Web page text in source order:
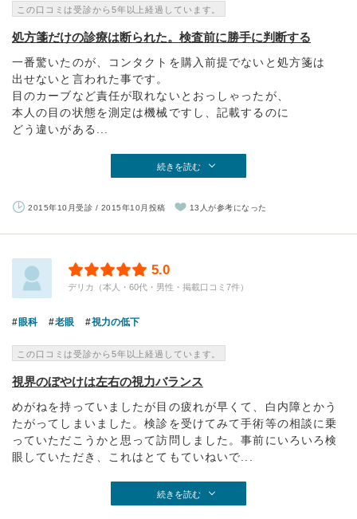
この口コミは受診から5年以上経過しています。
処方箋だけの診療は断られた。検査前に勝手に判断する
一番驚いたのが、コンタクトを購入前提でないと処方箋は
出せないと言われた事です。
目のカーブなど責任が取れないとおっしゃったが、
本人の目の状態を測定は機械ですし、記載するのに
どう違いがある...
続きを読む
2015年10月受診 / 2015年10月投稿 13人が参考になった
5.0
デリカ（本人・60代・男性・掲載口コミ7件）
眼科 老眼 視力の低下
この口コミは受診から5年以上経過しています。
視界のぼやけは左右の視力バランス
めがねを持っていましたが目の疲れが早くて、白内障とかう
たがってしまいました。検診を受けてみて手術等の相談に乗
っていただこうかと思って訪問しました。事前にいろいろ検
眼していただき、これはとてもていねいで...
続きを読む